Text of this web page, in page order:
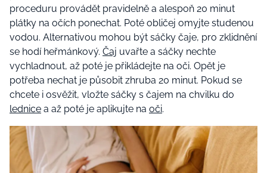
proceduru provádět pravidelně a alespoň 20 minut
plátky na očích ponechat. Poté obličej omyjte studenou
vodou. Alternativou mohou být sáčky čaje, pro zklidnění
se hodí heřmánkový. Čaj uvařte a sáčky nechte
vychladnout, až poté je přikládejte na oči. Opět je
potřeba nechat je působit zhruba 20 minut. Pokud se
chcete i osvěžit, vložte sáčky s čajem na chvilku do
lednice a až poté je aplikujte na oči.